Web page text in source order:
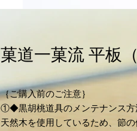
菓道一菓流 平板
｛ご購入前のご注意｝
①◆黒胡桃道具のメンテナンス方
天然木を使用しているため、節